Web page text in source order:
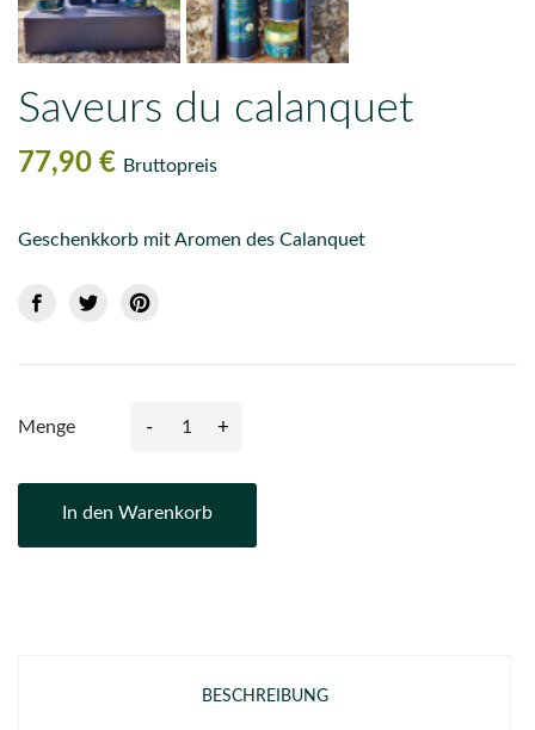
Saveurs du calanquet
77,90 € Bruttopreis
Geschenkkorb mit Aromen des Calanquet
Menge - +
In den Warenkorb
BESCHREIBUNG